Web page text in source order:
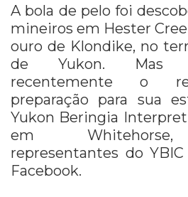
A bola de pelo foi
mineiros em Hester
ouro de Klondike, no
de Yukon. Mas
recentemente o
preparação para sua
Yukon Beringia
em Whitehorse,
representantes do
Facebook.